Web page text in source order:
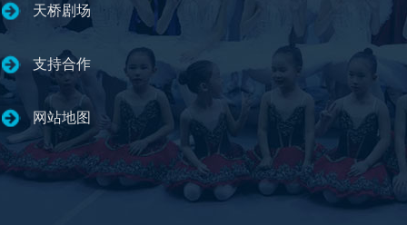
天桥剧场
支持合作
网站地图